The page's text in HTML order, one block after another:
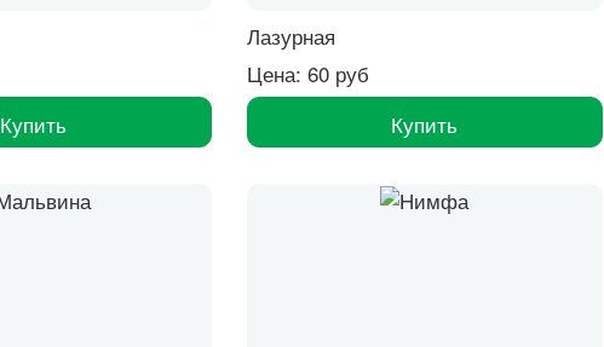
Купить
Лазурная
Цена: 60 руб
Купить